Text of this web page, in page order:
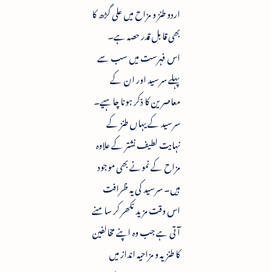
اردو طنز و مزاح میں علی گڑھ کا
بھی قابل قدر حصہ ہے۔
اس فہرست میں سب سے
پہلے سرسید اور ان کے
معاصرین کا ذکر ہونا چاہیے۔
سرسید کے یہاں طنز کے
نہایت لطیف نشتر کے علاوہ
مزاح کے نمونے بھی موجود
ہیں۔ سرسید کی یہ ظرافت
اس وقت مزید نکھر کر سامنے
آتی ہے جب وہ اپنے مخالفین
کا طنزیہ و مزاحیہ انداز میں